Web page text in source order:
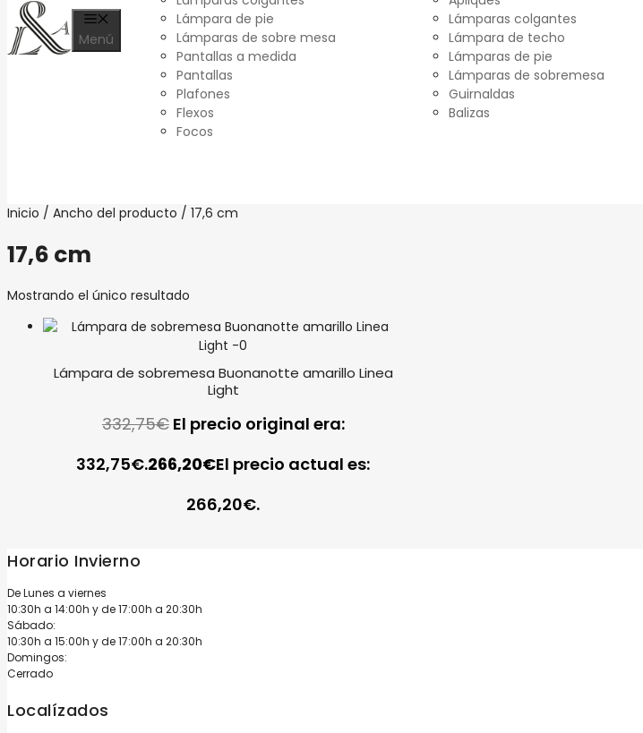
Menú
Lámpara de pie
Lámparas de sobre mesa
Pantallas a medida
Pantallas
Plafones
Flexos
Focos
Lámparas colgantes
Lámpara de techo
Lámparas de pie
Lámparas de sobremesa
Guirnaldas
Balizas
Inicio / Ancho del producto / 17,6 cm
17,6 cm
Mostrando el único resultado
Lámpara de sobremesa Buonanotte amarillo Linea
Light
332,75€ El precio original era:
332,75€.266,20€El precio actual es:
266,20€.
Horario Invierno
De Lunes a viernes
10:30h a 14:00h y de 17:00h a 20:30h
Sábado:
10:30h a 15:00h y de 17:00h a 20:30h
Domingos:
Cerrado
Localízados